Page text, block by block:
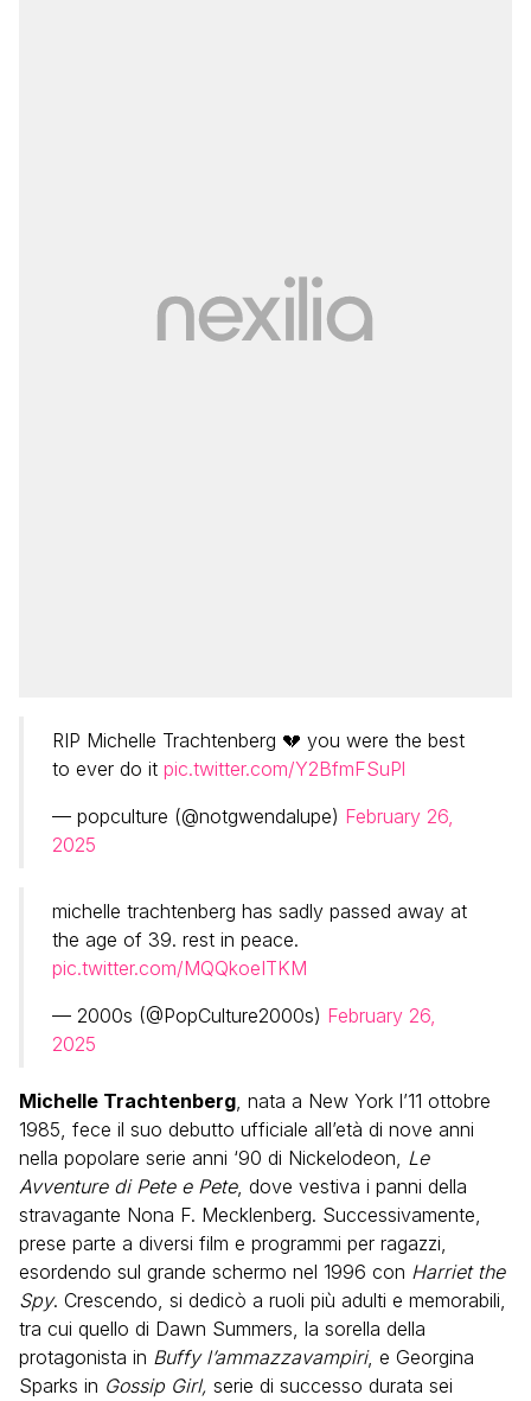
RIP Michelle Trachtenberg 💔 you were the best
to ever do it pic.twitter.com/Y2BfmFSuPl
— popculture (@notgwendalupe) February 26,
2025
michelle trachtenberg has sadly passed away at
the age of 39. rest in peace.
pic.twitter.com/MQQkoeITKM
— 2000s (@PopCulture2000s) February 26,
2025
Michelle Trachtenberg, nata a New York l’11 ottobre
1985, fece il suo debutto ufficiale all’età di nove anni
nella popolare serie anni ‘90 di Nickelodeon, Le
Avventure di Pete e Pete, dove vestiva i panni della
stravagante Nona F. Mecklenberg. Successivamente,
prese parte a diversi film e programmi per ragazzi,
esordendo sul grande schermo nel 1996 con Harriet the
Spy. Crescendo, si dedicò a ruoli più adulti e memorabili,
tra cui quello di Dawn Summers, la sorella della
protagonista in Buffy l’ammazzavampiri, e Georgina
Sparks in Gossip Girl, serie di successo durata sei